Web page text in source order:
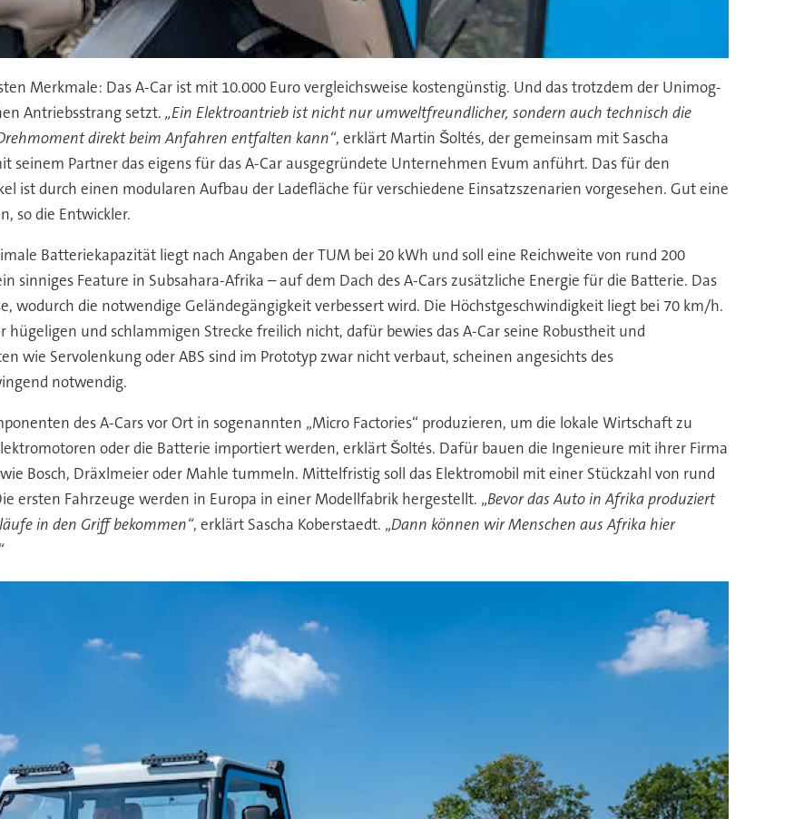
Merkmale: Das A-Car ist mit 10.000 Euro vergleichsweise kostengünstig. Und das trotzdem der Unimog-
Antriebsstrang setzt. „Ein Elektroantrieb ist nicht nur umweltfreundlicher, sondern auch technisch die
direkt beim Anfahren entfalten kann“, erklärt Martin Šoltés, der gemeinsam mit Sascha
seinem Partner das eigens für das A-Car ausgegründete Unternehmen Evum anführt. Das für den
ist durch einen modularen Aufbau der Ladefläche für verschiedene Einsatzszenarien vorgesehen. Gut eine
so die Entwickler.
Batteriekapazität liegt nach Angaben der TUM bei 20 kWh und soll eine Reichweite von rund 200
sinniges Feature in Subsahara-Afrika – auf dem Dach des A-Cars zusätzliche Energie für die Batterie. Das
wodurch die notwendige Geländegängigkeit verbessert wird. Die Höchstgeschwindigkeit liegt bei 70 km/h.
hügeligen und schlammigen Strecke freilich nicht, dafür bewies das A-Car seine Robustheit und
wie Servolenkung oder ABS sind im Prototyp zwar nicht verbaut, scheinen angesichts des
notwendig.
des A-Cars vor Ort in sogenannten „Micro Factories“ produzieren, um die lokale Wirtschaft zu
oder die Batterie importiert werden, erklärt Šoltés. Dafür bauen die Ingenieure mit ihrer Firma
Bosch, Dräxlmeier oder Mahle tummeln. Mittelfristig soll das Elektromobil mit einer Stückzahl von rund
ersten Fahrzeuge werden in Europa in einer Modellfabrik hergestellt. „Bevor das Auto in Afrika produziert
in den Griff bekommen“, erklärt Sascha Koberstaedt. „Dann können wir Menschen aus Afrika hier